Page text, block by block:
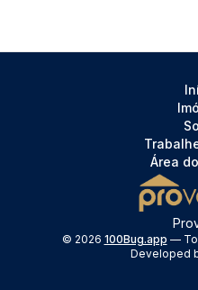
Área
© 2026 100Bug.app —
Developed